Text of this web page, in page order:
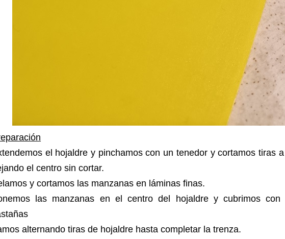
el hojaldre y pinchamos con un tenedor y cortamos tiras
el centro sin cortar.
y cortamos las manzanas en láminas finas.
las manzanas en el centro del hojaldre y cubrimos
alternando tiras de hojaldre hasta completar la trenza.